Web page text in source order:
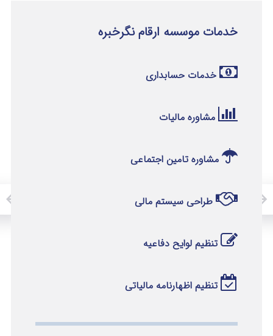
خدمات موسسه ارقام نگرخبره
خدمات حسابداری
مشاوره مالیات
مشاوره تامین اجتماعی
طراحی سیستم مالی
تنظیم لوایح دفاعیه
تنظیم اظهارنامه مالیاتی